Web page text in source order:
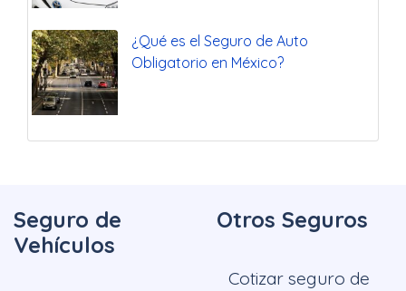
¿Qué es el Seguro de Auto
Obligatorio en México?
Seguro de
Vehículos
Otros Seguros
Cotizar seguro de